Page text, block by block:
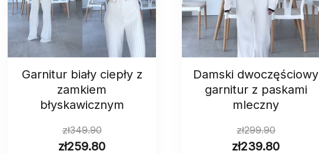
Garnitur biały ciepły z
zamkiem
błyskawicznym
zł349.90
zł259.80
Damski dwoczęściowy
garnitur z paskami
mleczny
zł299.90
zł239.80